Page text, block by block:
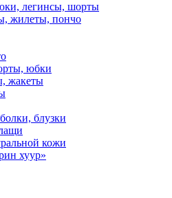
легинсы, шорты
жилеты, пончо
юбки
жакеты
блузки
кожи
хуур»